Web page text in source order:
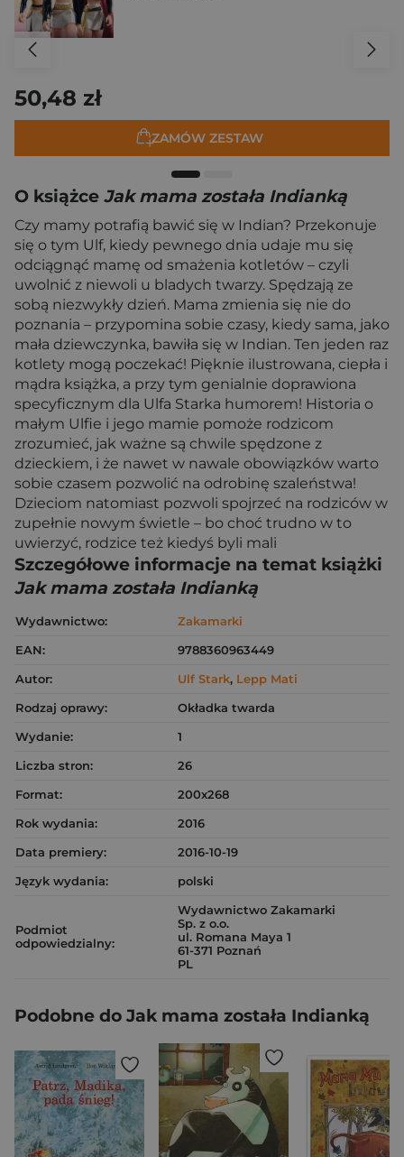
50,48 zł
ZAMÓW ZESTAW
O książce Jak mama została Indianką
Czy mamy potrafią bawić się w Indian? Przekonuje
się o tym Ulf, kiedy pewnego dnia udaje mu się
odciągnąć mamę od smażenia kotletów – czyli
uwolnić z niewoli u bladych twarzy. Spędzają ze
sobą niezwykły dzień. Mama zmienia się nie do
poznania – przypomina sobie czasy, kiedy sama, jako
mała dziewczynka, bawiła się w Indian. Ten jeden raz
kotlety mogą poczekać! Pięknie ilustrowana, ciepła i
mądra książka, a przy tym genialnie doprawiona
specyficznym dla Ulfa Starka humorem! Historia o
małym Ulfie i jego mamie pomoże rodzicom
zrozumieć, jak ważne są chwile spędzone z
dzieckiem, i że nawet w nawale obowiązków warto
sobie czasem pozwolić na odrobinę szaleństwa!
Dzieciom natomiast pozwoli spojrzeć na rodziców w
zupełnie nowym świetle – bo choć trudno w to
uwierzyć, rodzice też kiedyś byli mali
Szczegółowe informacje na temat książki
Jak mama została Indianką
Wydawnictwo:
Zakamarki
EAN:
9788360963449
Autor:
Ulf Stark, Lepp Mati
Rodzaj oprawy:
Okładka twarda
Wydanie:
1
Liczba stron:
26
Format:
200x268
Rok wydania:
2016
Data premiery:
2016-10-19
Język wydania:
polski
Podmiot
odpowiedzialny:
Wydawnictwo Zakamarki
Sp. z o.o.
ul. Romana Maya 1
61-371 Poznań
PL
Podobne do Jak mama została Indianką